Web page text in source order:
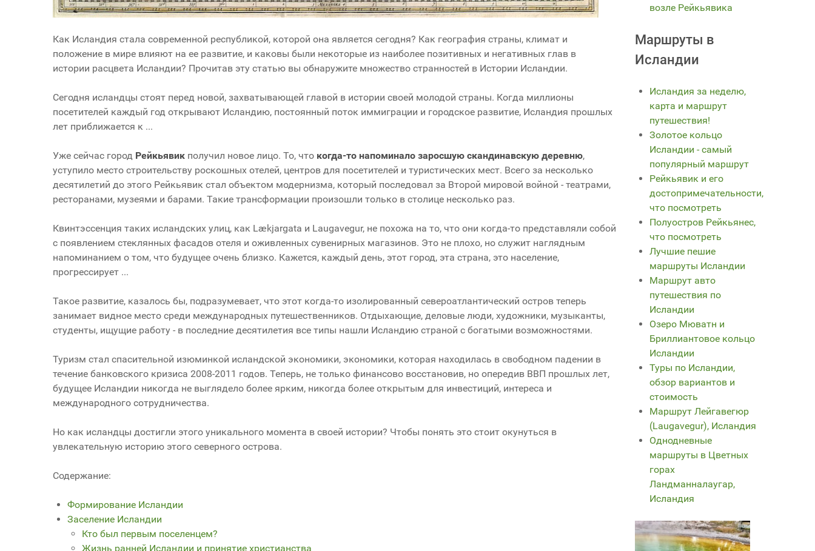
Как Исландия стала современной республикой, которой она является сегодня? Как география страны, климат и
положение в мире влияют на ее развитие, и каковы были некоторые из наиболее позитивных и негативных глав в
истории расцвета Исландии? Прочитав эту статью вы обнаружите множество странностей в Истории Исландии.
Сегодня исландцы стоят перед новой, захватывающей главой в истории своей молодой страны. Когда миллионы
посетителей каждый год открывают Исландию, постоянный поток иммиграции и городское развитие, Исландия прошлых
лет приближается к ...
Уже сейчас город Рейкьявик получил новое лицо. То, что когда-то напоминало заросшую скандинавскую деревню,
уступило место строительству роскошных отелей, центров для посетителей и туристических мест. Всего за несколько
десятилетий до этого Рейкьявик стал объектом модернизма, который последовал за Второй мировой войной - театрами,
ресторанами, музеями и барами. Такие трансформации произошли только в столице несколько раз.
Квинтэссенция таких исландских улиц, как Lækjargata и Laugavegur, не похожа на то, что они когда-то представляли собой
с появлением стеклянных фасадов отеля и оживленных сувенирных магазинов. Это не плохо, но служит наглядным
напоминанием о том, что будущее очень близко. Кажется, каждый день, этот город, эта страна, это население,
прогрессирует ...
Такое развитие, казалось бы, подразумевает, что этот когда-то изолированный североатлантический остров теперь
занимает видное место среди международных путешественников. Отдыхающие, деловые люди, художники, музыканты,
студенты, ищущие работу - в последние десятилетия все типы нашли Исландию страной с богатыми возможностями.
Туризм стал спасительной изюминкой исландской экономики, экономики, которая находилась в свободном падении в
течение банковского кризиса 2008-2011 годов. Теперь, не только финансово восстановив, но опередив ВВП прошлых лет,
будущее Исландии никогда не выглядело более ярким, никогда более открытым для инвестиций, интереса и
международного сотрудничества.
Но как исландцы достигли этого уникального момента в своей истории? Чтобы понять это стоит окунуться в
увлекательную историю этого северного острова.
Содержание:
Формирование Исландии
Заселение Исландии
Кто был первым поселенцем?
Жизнь ранней Исландии и принятие христианства
возле Рейкьявика
Маршруты в
Исландии
Исландия за неделю,
карта и маршрут
путешествия!
Золотое кольцо
Исландии - самый
популярный маршрут
Рейкьявик и его
достопримечательности,
что посмотреть
Полуостров Рейкьянес,
что посмотреть
Лучшие пешие
маршруты Исландии
Маршрут авто
путешествия по
Исландии
Озеро Мюватн и
Бриллиантовое кольцо
Исландии
Туры по Исландии,
обзор вариантов и
стоимость
Маршрут Лейгавегюр
(Laugavegur), Исландия
Однодневные
маршруты в Цветных
горах
Ландманналаугар,
Исландия